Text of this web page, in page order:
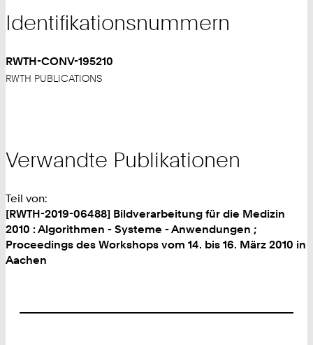
Identifikationsnummern
RWTH-CONV-195210
RWTH PUBLICATIONS
Verwandte Publikationen
Teil von:
[RWTH-2019-06488] Bildverarbeitung für die Medizin
2010 : Algorithmen - Systeme - Anwendungen ;
Proceedings des Workshops vom 14. bis 16. März 2010 in
Aachen